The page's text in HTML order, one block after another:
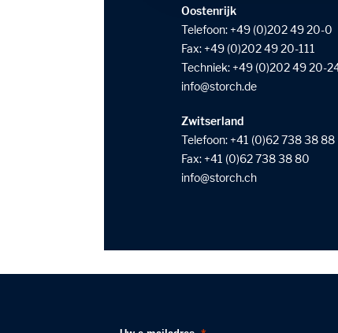
Oostenrijk
Telefoon: +49 (0)202 49 20-0
Fax: +49 (0)202 49 20-111
Techniek: +49 (0)202 49 20-
info
storchde
Zwitserland
Telefoon: +41 (0)62 738 38 88
Fax: +41 (0)62 738 38 80
info
storchch